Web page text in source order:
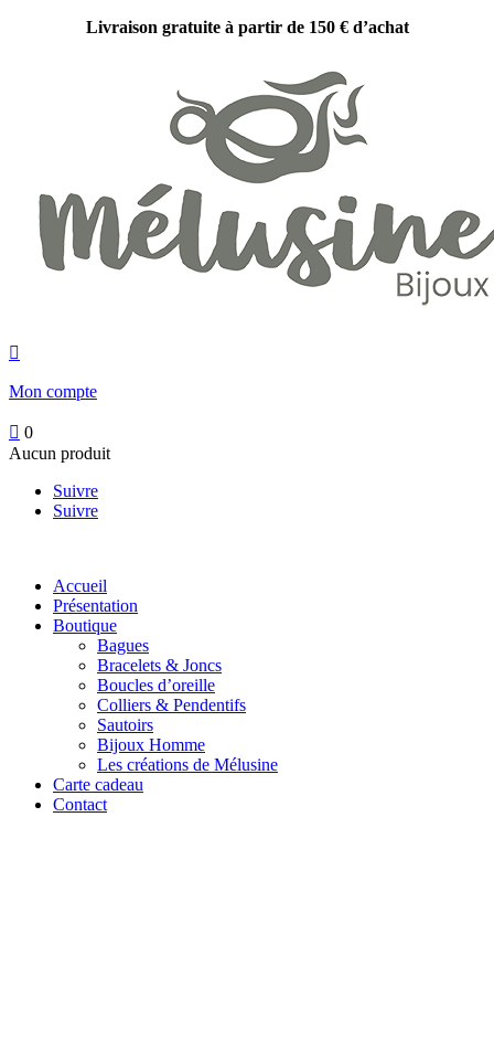
Livraison gratuite à partir de 150 € d’achat

Mon compte
 0
Aucun produit
Suivre
Suivre
Accueil
Présentation
Boutique
Bagues
Bracelets & Joncs
Boucles d’oreille
Colliers & Pendentifs
Sautoirs
Bijoux Homme
Les créations de Mélusine
Carte cadeau
Contact